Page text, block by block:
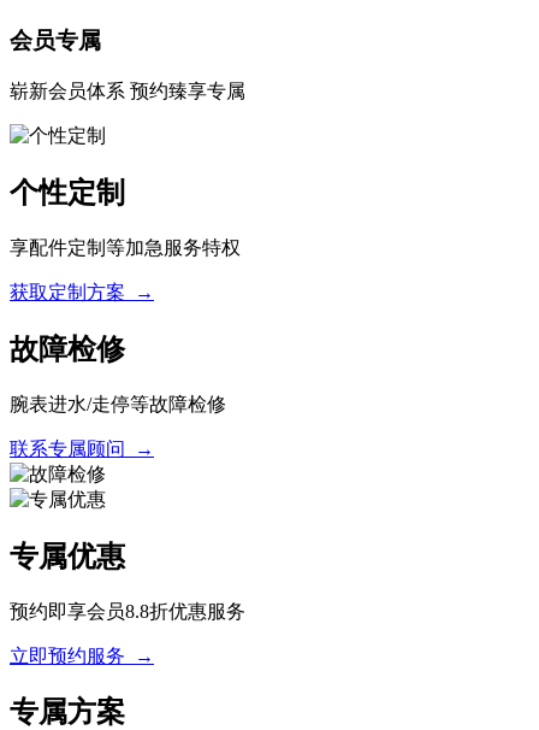
会员专属
崭新会员体系 预约臻享专属
个性定制
享配件定制等加急服务特权
获取定制方案 →
故障检修
腕表进水/走停等故障检修
联系专属顾问 →
专属优惠
预约即享会员8.8折优惠服务
立即预约服务 →
专属方案